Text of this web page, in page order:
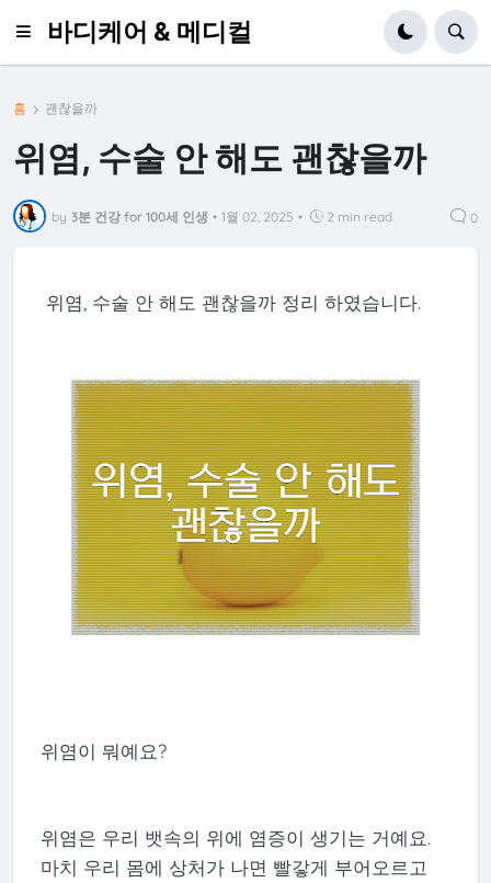
바디케어 & 메디컬
홈 괜찮을까
위염, 수술 안 해도 괜찮을까
by 3분 건강 for 100세 인생 • 1월 02, 2025 • 2 min read 0
위염, 수술 안 해도 괜찮을까 정리 하였습니다.
위염이 뭐예요?
위염은 우리 뱃속의 위에 염증이 생기는 거예요.
마치 우리 몸에 상처가 나면 빨갛게 부어오르고